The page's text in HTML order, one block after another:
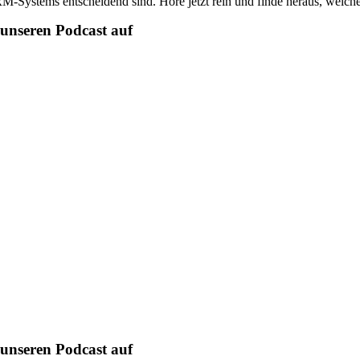
Podcast auf
Podcast auf